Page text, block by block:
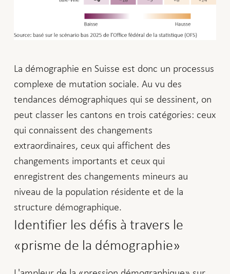
La démographie en Suisse est donc un processus
complexe de mutation sociale. Au vu des
tendances démographiques qui se dessinent, on
peut classer les cantons en trois catégories: ceux
qui connaissent des changements
extraordinaires, ceux qui affichent des
changements importants et ceux qui
enregistrent des changements mineurs au
niveau de la population résidente et de la
structure démographique.
Identifier les défis à travers le
«prisme de la démographie»